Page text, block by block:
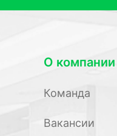
О компании
Команда
Вакансии